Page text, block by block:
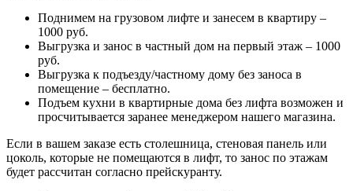
Поднимем на грузовом лифте и занесем в квартиру –
1000 руб.
Выгрузка и занос в частный дом на первый этаж – 1000
руб.
Выгрузка к подъезду/частному дому без заноса в
помещение – бесплатно.
Подъем кухни в квартирные дома без лифта возможен и
просчитывается заранее менеджером нашего магазина.
Если в вашем заказе есть столешница, стеновая панель или
цоколь, которые не помещаются в лифт, то занос по этажам
будет рассчитан согласно прейскуранту.